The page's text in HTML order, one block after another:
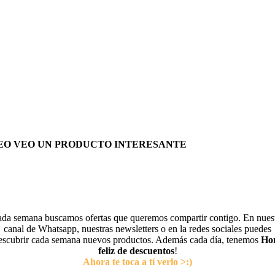
VEO UN PRODUCTO INTERESANTE
semana buscamos ofertas que queremos compartir contigo. En
canal de Whatsapp, nuestras newsletters o en la redes sociales puedes
cada semana nuevos productos. Además cada día, tenemos
feliz de descuentos!
Ahora te toca a tí verlo >:)